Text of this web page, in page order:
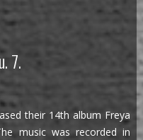
7.
their 14th album Freya
music was recorded in